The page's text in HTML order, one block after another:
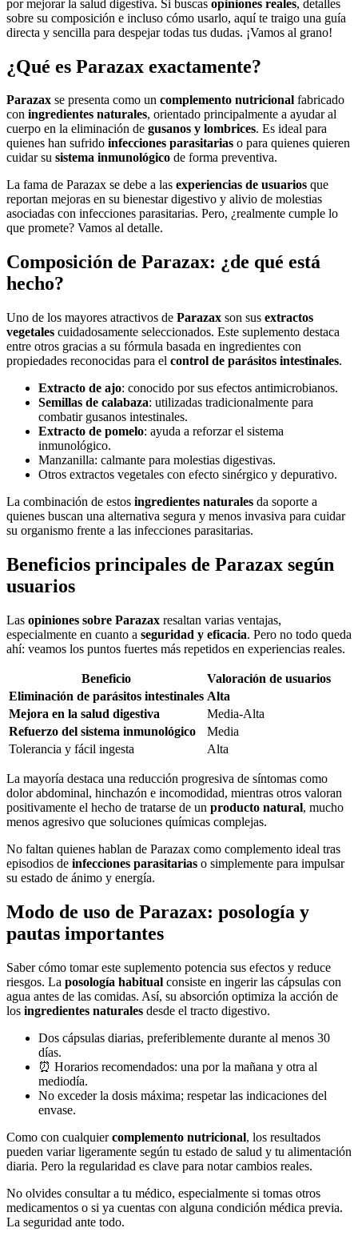
por mejorar la salud digestiva. Si buscas opiniones reales, detalles
sobre su composición e incluso cómo usarlo, aquí te traigo una guía
directa y sencilla para despejar todas tus dudas. ¡Vamos al grano!
¿Qué es Parazax exactamente?
Parazax se presenta como un complemento nutricional fabricado
con ingredientes naturales, orientado principalmente a ayudar al
cuerpo en la eliminación de gusanos y lombrices. Es ideal para
quienes han sufrido infecciones parasitarias o para quienes quieren
cuidar su sistema inmunológico de forma preventiva.
La fama de Parazax se debe a las experiencias de usuarios que
reportan mejoras en su bienestar digestivo y alivio de molestias
asociadas con infecciones parasitarias. Pero, ¿realmente cumple lo
que promete? Vamos al detalle.
Composición de Parazax: ¿de qué está
hecho?
Uno de los mayores atractivos de Parazax son sus extractos
vegetales cuidadosamente seleccionados. Este suplemento destaca
entre otros gracias a su fórmula basada en ingredientes con
propiedades reconocidas para el control de parásitos intestinales.
Extracto de ajo: conocido por sus efectos antimicrobianos.
Semillas de calabaza: utilizadas tradicionalmente para
combatir gusanos intestinales.
Extracto de pomelo: ayuda a reforzar el sistema
inmunológico.
Manzanilla: calmante para molestias digestivas.
Otros extractos vegetales con efecto sinérgico y depurativo.
La combinación de estos ingredientes naturales da soporte a
quienes buscan una alternativa segura y menos invasiva para cuidar
su organismo frente a las infecciones parasitarias.
Beneficios principales de Parazax según
usuarios
Las opiniones sobre Parazax resaltan varias ventajas,
especialmente en cuanto a seguridad y eficacia. Pero no todo queda
ahí: veamos los puntos fuertes más repetidos en experiencias reales.
Beneficio
Valoración de usuarios
Eliminación de parásitos intestinales Alta
Mejora en la salud digestiva
Media-Alta
Refuerzo del sistema inmunológico
Media
Tolerancia y fácil ingesta
Alta
La mayoría destaca una reducción progresiva de síntomas como
dolor abdominal, hinchazón e incomodidad, mientras otros valoran
positivamente el hecho de tratarse de un producto natural, mucho
menos agresivo que soluciones químicas complejas.
No faltan quienes hablan de Parazax como complemento ideal tras
episodios de infecciones parasitarias o simplemente para impulsar
su estado de ánimo y energía.
Modo de uso de Parazax: posología y
pautas importantes
Saber cómo tomar este suplemento potencia sus efectos y reduce
riesgos. La posología habitual consiste en ingerir las cápsulas con
agua antes de las comidas. Así, su absorción optimiza la acción de
los ingredientes naturales desde el tracto digestivo.
Dos cápsulas diarias, preferiblemente durante al menos 30
días.
⏰ Horarios recomendados: una por la mañana y otra al
mediodía.
No exceder la dosis máxima; respetar las indicaciones del
envase.
Como con cualquiercomplemento nutricional, los resultados
pueden variar ligeramente según tu estado de salud y tu alimentación
diaria. Pero la regularidad es clave para notar cambios reales.
No olvides consultar a tu médico, especialmente si tomas otros
medicamentos o si ya cuentas con alguna condición médica previa.
La seguridad ante todo.